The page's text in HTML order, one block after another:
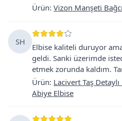
Ürün: Vizon Manşeti
SH
Elbise kaliteli duruyor
geldi. Sanki üzerimde
etmek zorunda kaldım.
Ürün: Lacivert Taş
Abiye Elbise